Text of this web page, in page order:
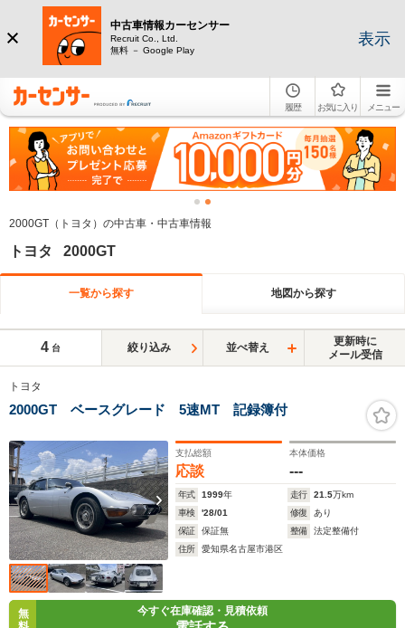
中古車情報カーセンサー
Recruit Co., Ltd.
無料 － Google Play
表示
履歴 お気に入り メニュー
2000GT（トヨタ）の中古車・中古車情報
トヨタ 2000GT
一覧から探す 地図から探す
4 台 絞り込み 並べ替え
更新時に
メール受信
トヨタ
2000GT ベースグレード 5速MT 記録簿付
支払総額
応談
本体価格
---
年式 1999年 走行 21.5万km
車検
'28/01 修復
あり
保証
保証無 整備
法定整備付
住所
愛知県名古屋市港区
無
今すぐ在庫確認・見積依頼